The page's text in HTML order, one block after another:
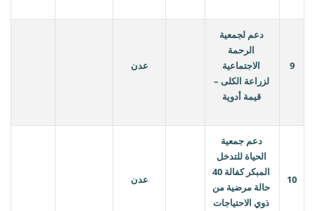
9
دعم لجمعية
الرحمة
الاجتماعية
لزراعة الكلى –
قيمة أدوية
عدن
10
دعم جمعية
الحياة للتدخل
المبكر كفالة 40
حالة مرضية من
ذوي الاحتياجات
عدن